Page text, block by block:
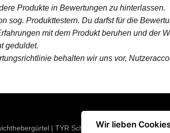
Produkte in Bewertungen zu hinterlassen.
sog. Produkttestern. Du darfst für die
mit dem Produkt beruhen und der
geduldet.
behalten wir uns vor,
| TYR Schuhe |Fitness Geräte|
Wir lieben